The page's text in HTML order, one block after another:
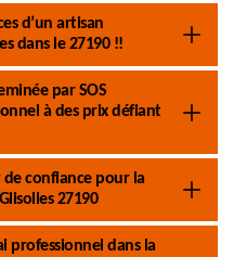
d’un artisan
dans le 27190 !!
par SOS
à des prix défiant
de confiance pour la
27190
professionnel dans la